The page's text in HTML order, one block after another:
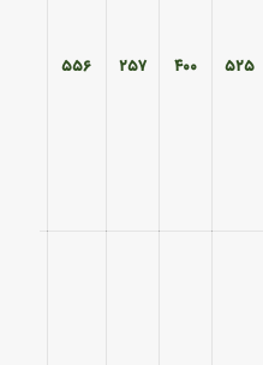
۵۲۵ ۴۰۰ ۲۵۷ ۵۵۶